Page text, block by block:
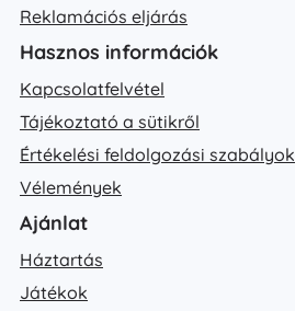
Reklamációs eljárás
Hasznos információk
Kapcsolatfelvétel
Tájékoztató a sütikről
Értékelési feldolgozási szabályok
Vélemények
Ajánlat
Háztartás
Játékok